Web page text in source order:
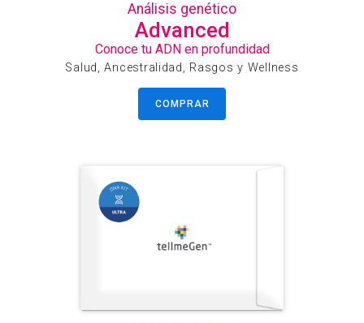
Análisis genético
Advanced
Conoce tu ADN en profundidad
Salud, Ancestralidad, Rasgos y Wellness
COMPRAR